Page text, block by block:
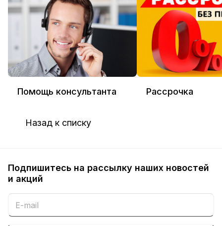
Помощь консультанта Рассрочка
Назад к списку
Подпишитесь на рассылку наших новостей
и акций